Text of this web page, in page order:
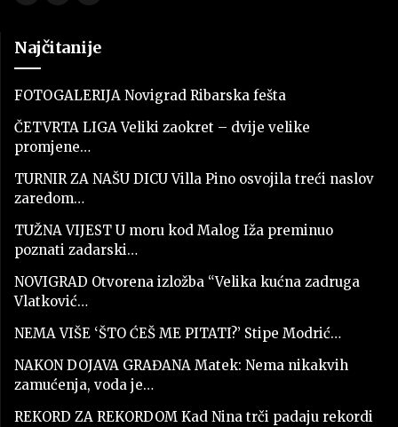
Najčitanije
FOTOGALERIJA Novigrad Ribarska fešta
ČETVRTA LIGA Veliki zaokret – dvije velike
promjene…
TURNIR ZA NAŠU DICU Villa Pino osvojila treći naslov
zaredom…
TUŽNA VIJEST U moru kod Malog Iža preminuo
poznati zadarski…
NOVIGRAD Otvorena izložba “Velika kućna zadruga
Vlatković…
NEMA VIŠE ‘ŠTO ĆEŠ ME PITATI?’ Stipe Modrić…
NAKON DOJAVA GRAĐANA Matek: Nema nikakvih
zamućenja, voda je…
REKORD ZA REKORDOM Kad Nina trči padaju rekordi